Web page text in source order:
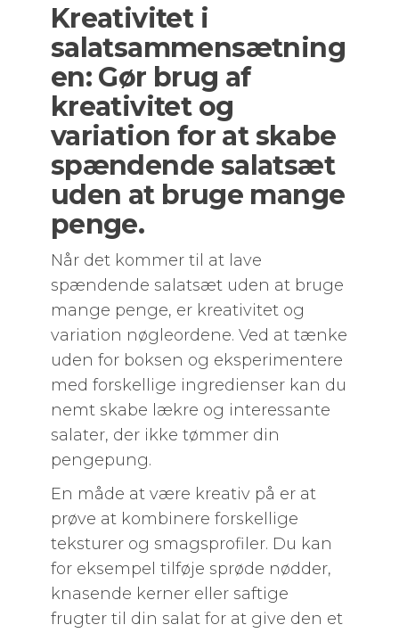
Kreativitet i
salatsammensætning
en: Gør brug af
kreativitet og
variation for at skabe
spændende salatsæt
uden at bruge mange
penge.
Når det kommer til at lave
spændende salatsæt uden at bruge
mange penge, er kreativitet og
variation nøgleordene. Ved at tænke
uden for boksen og eksperimentere
med forskellige ingredienser kan du
nemt skabe lækre og interessante
salater, der ikke tømmer din
pengepung.
En måde at være kreativ på er at
prøve at kombinere forskellige
teksturer og smagsprofiler. Du kan
for eksempel tilføje sprøde nødder,
knasende kerner eller saftige
frugter til din salat for at give den et